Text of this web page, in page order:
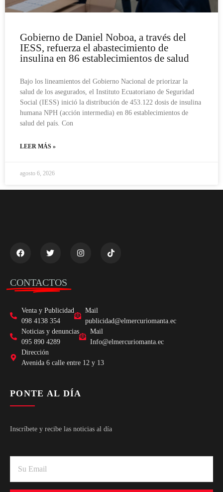
Gobierno de Daniel Noboa, a través del
IESS, refuerza el abastecimiento de
insulina en 86 establecimientos de salud
Bajo los lineamientos del Gobierno Nacional de priorizar la
salud de los asegurados, el Instituto Ecuatoriano de Seguridad
Social (IESS) inició la distribución de 453.122 dosis de insulina
humana NPH (acción intermedia) en 86 establecimientos de
salud del país. Con
LEER MÁS »
agosto 6, 2026
CONTACTOS
Venta y Publicidad
098 4138 354
Mail
publicidad@elmercuriomanta.ec
Noticias y denuncias
095 890 4289
Mail
Info@elmercuriomanta.ec
Dirección
Avenida 6 calle entre 12 y 13
PONTE AL DÍA
Inscríbete y recibe las noticias al día